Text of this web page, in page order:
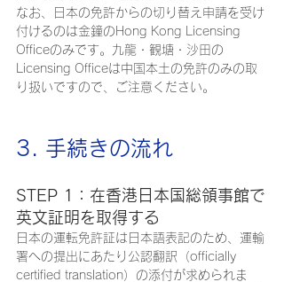
なお、日本の免許からの切り替え申請を受け
付けるのは金鐘のHong Kong Licensing
Officeのみです。九龍・観塘・沙田の
Licensing Officeは中国本土の免許のみの取
り扱いですので、ご注意ください。
3. 手続きの流れ
STEP 1：在香港日本国総領事館で
英文証明を取得する
日本の運転免許証は日本語表記のため、運輸
署への提出にあたり公認翻訳（officially
certified translation）の添付が求められま